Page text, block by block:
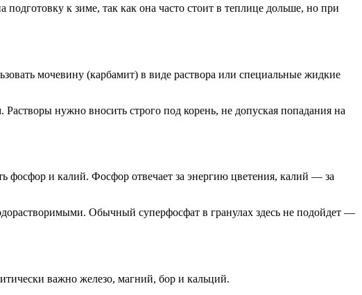
к зиме, так как она часто стоит в теплице дольше, но при
мочевину (карбамит) в виде раствора или специальные жидкие
нужно вносить строго под корень, не допуская попадания на
фосфор и калий. Фосфор отвечает за энергию цветения, калий — за
Обычный суперфосфат в гранулах здесь не подойдет —
важно железо, магний, бор и кальций.